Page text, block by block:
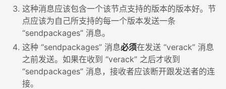
这种消息应该包含一个该节点支持的版本的版本好。节
点应该为自己所支持的每一个版本发送一条
“sendpackages” 消息。
这种 “sendpackages” 消息必须在发送 “verack” 消息
之前发送。如果在收到 “verack” 之后才收到
“sendpackages” 消息，接收者应该断开跟发送者的连
接。